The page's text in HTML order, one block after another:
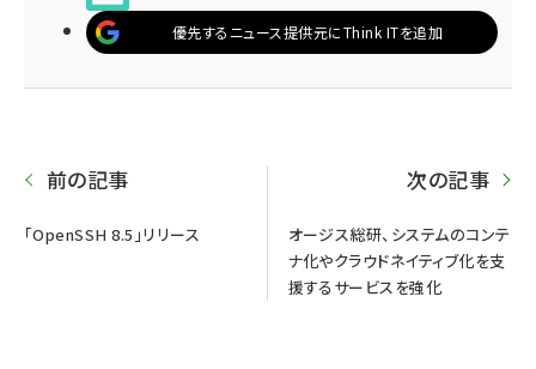
優先するニュース提供元にThink ITを追加
前の記事
「OpenSSH 8.5」リリース
次の記事
オージス総研、システムのコンテ
ナ化やクラウドネイティブ化を支
援するサービスを強化